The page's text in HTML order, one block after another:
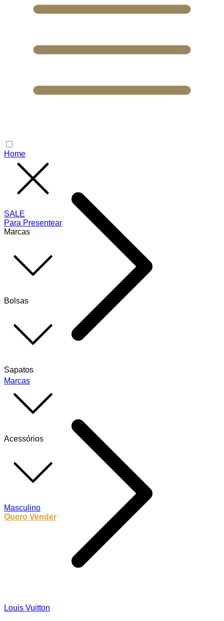
SALE
Para Presentear
Marcas
Bolsas
Sapatos
Acessórios
Masculino
Quero Vender
Home
Marcas
Louis Vuitton